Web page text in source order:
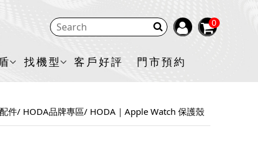
0
找機型 客戶好評 門市預約
件 HODA品牌專區 HODA｜Apple Watch 保護殼